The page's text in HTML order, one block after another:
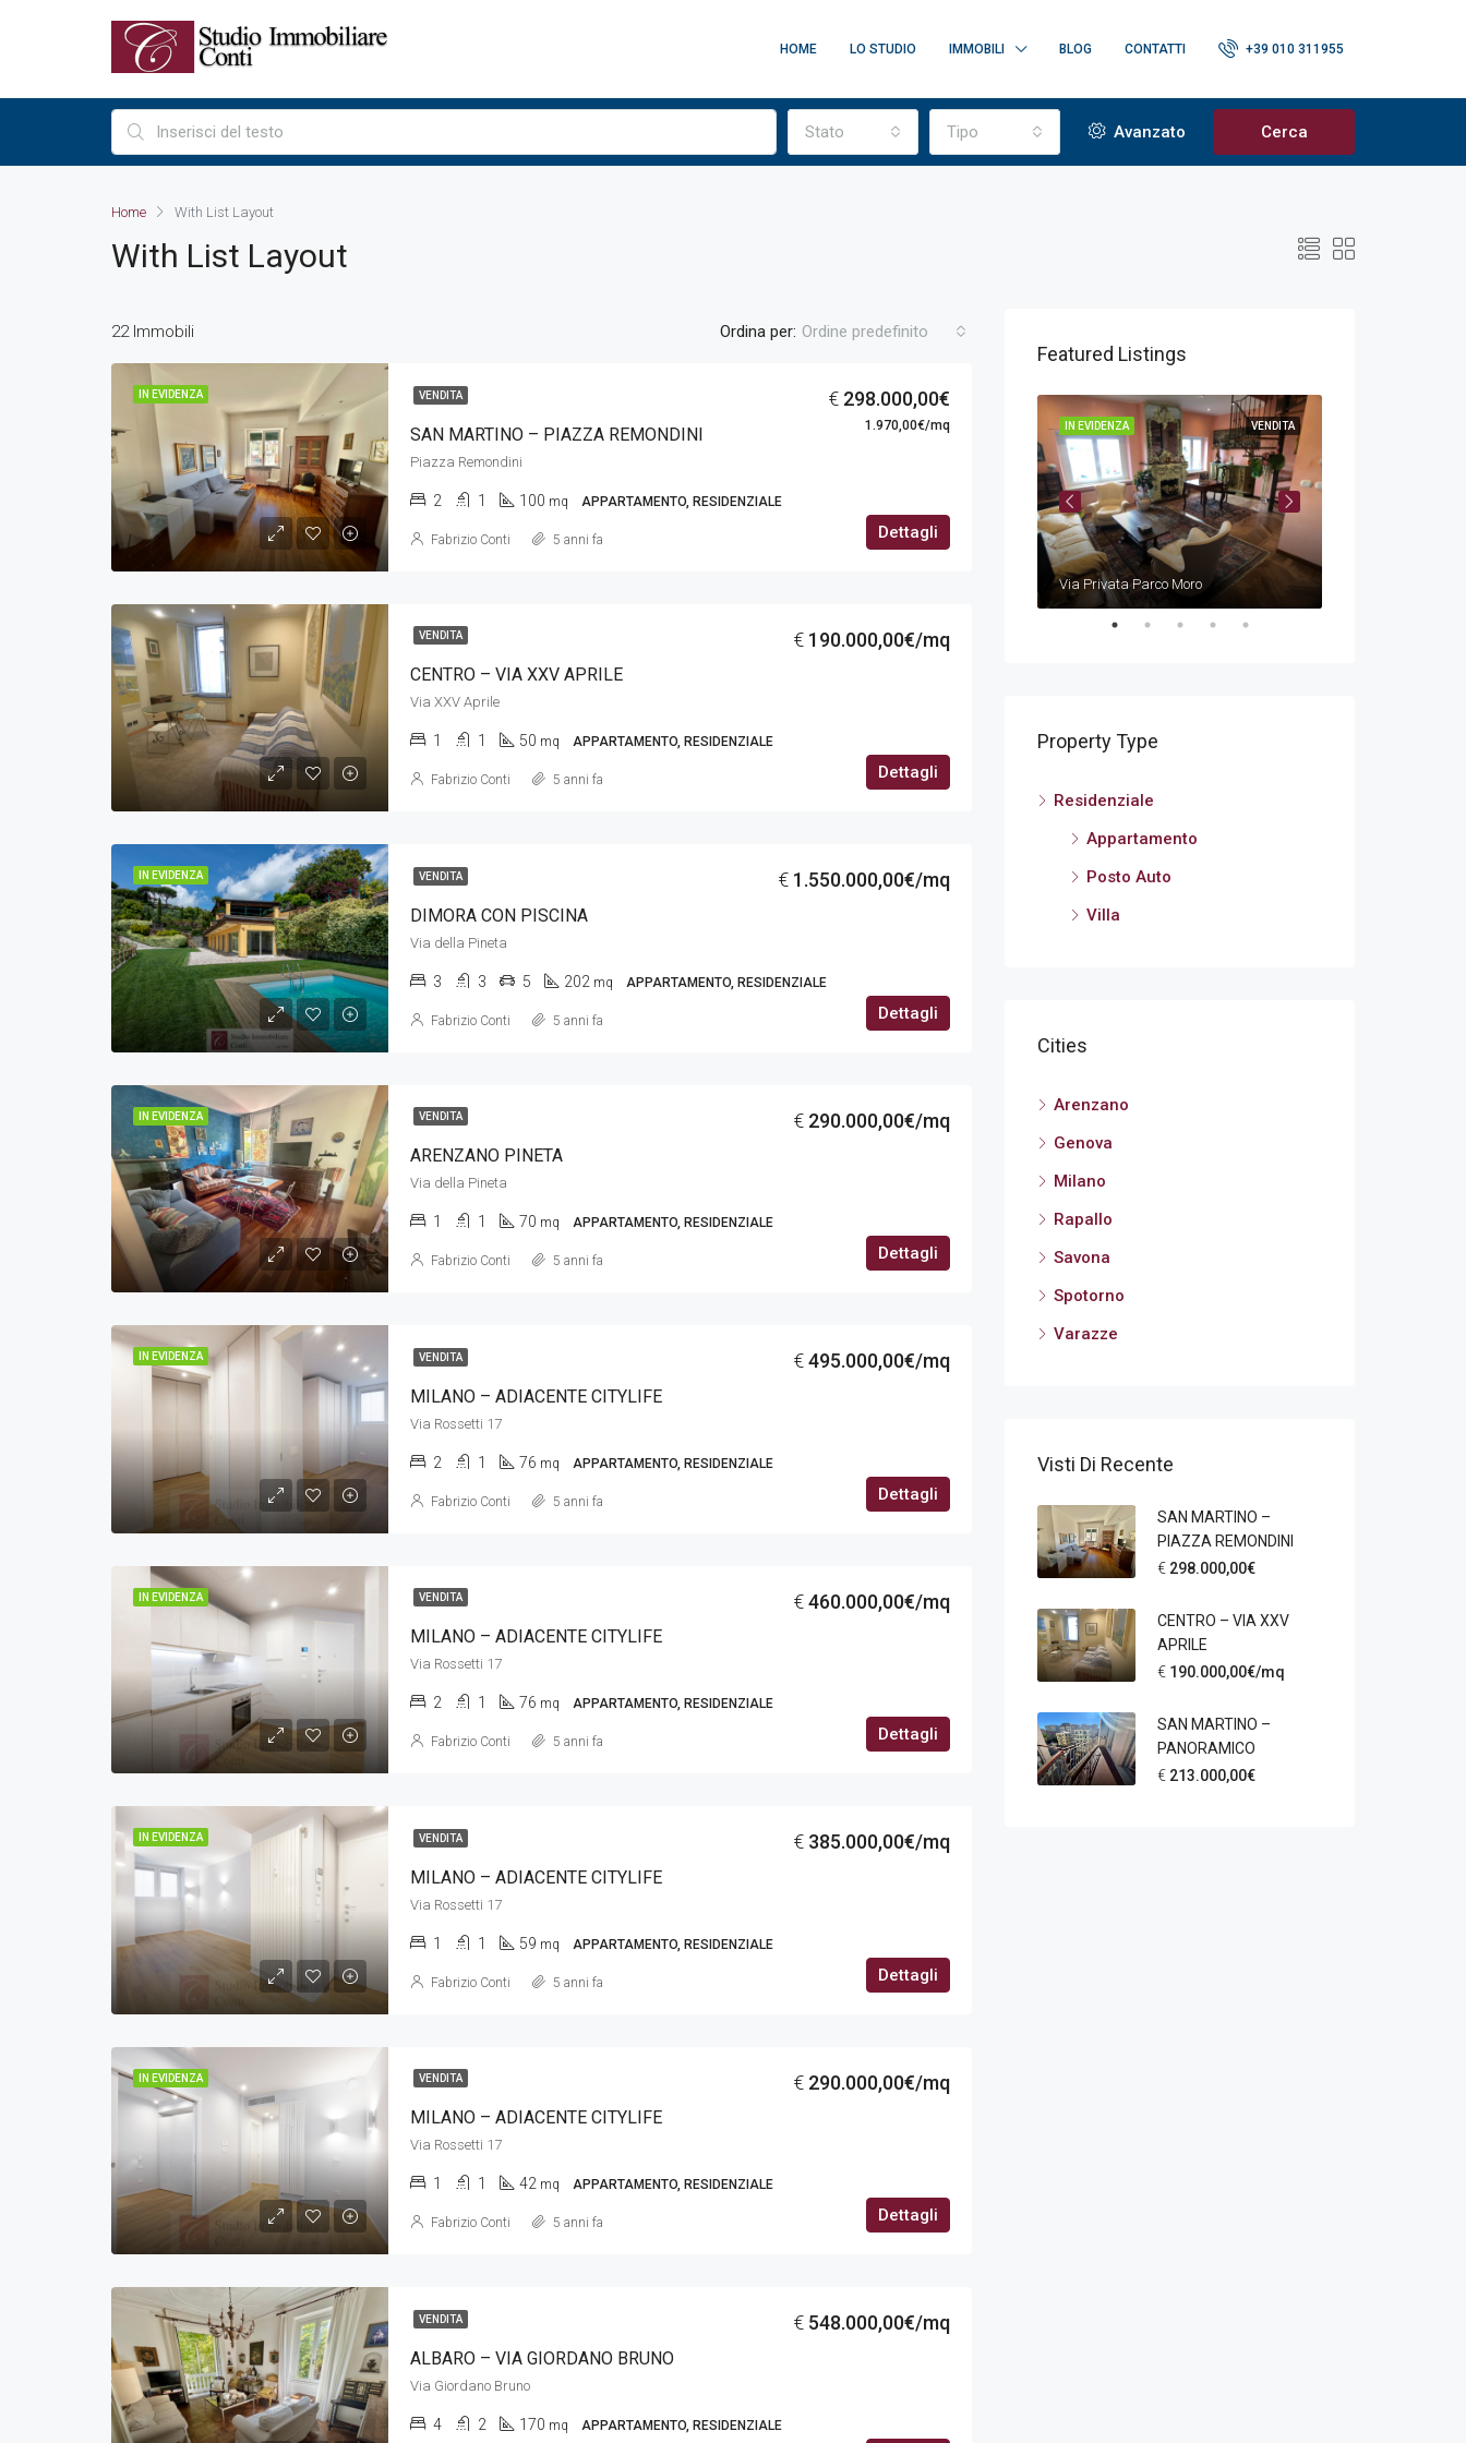
HOME LO STUDIO IMMOBILI BLOG CONTATTI +39 010 311955
Stato Tipo Avanzato Cerca
Home With List Layout
With List Layout
22 Immobili Ordina per: Ordine predefinito
IN EVIDENZA VENDITA
SAN MARTINO – PIAZZA REMONDINI
€ 298.000,00€
1.970,00€/mq
Piazza Remondini
2 1 100 mq APPARTAMENTO, RESIDENZIALE
Dettagli
Fabrizio Conti 5 anni fa
VENDITA
CENTRO – VIA XXV APRILE
€ 190.000,00€/mq
Via XXV Aprile
1 1 50 mq APPARTAMENTO, RESIDENZIALE
Dettagli
Fabrizio Conti 5 anni fa
IN EVIDENZA VENDITA
DIMORA CON PISCINA
€ 1.550.000,00€/mq
Via della Pineta
3 3 5 202 mq APPARTAMENTO, RESIDENZIALE
Dettagli
Fabrizio Conti 5 anni fa
IN EVIDENZA VENDITA
ARENZANO PINETA
€ 290.000,00€/mq
Via della Pineta
1 1 70 mq APPARTAMENTO, RESIDENZIALE
Dettagli
Fabrizio Conti 5 anni fa
IN EVIDENZA VENDITA
MILANO – ADIACENTE CITYLIFE
€495.000,00€/mq
Via Rossetti 17
2 1 76 mq APPARTAMENTO, RESIDENZIALE
Dettagli
Fabrizio Conti 5 anni fa
IN EVIDENZA VENDITA
MILANO – ADIACENTE CITYLIFE
€460.000,00€/mq
Via Rossetti 17
2 1 76 mq APPARTAMENTO, RESIDENZIALE
Dettagli
Fabrizio Conti 5 anni fa
IN EVIDENZA VENDITA
MILANO – ADIACENTE CITYLIFE
€ 385.000,00€/mq
Via Rossetti 17
1 1 59 mq APPARTAMENTO, RESIDENZIALE
Dettagli
Fabrizio Conti 5 anni fa
IN EVIDENZA VENDITA
MILANO – ADIACENTE CITYLIFE
€ 290.000,00€/mq
Via Rossetti 17
1 1 42 mq APPARTAMENTO, RESIDENZIALE
Dettagli
Fabrizio Conti 5 anni fa
VENDITA
ALBARO – VIA GIORDANO BRUNO
€ 548.000,00€/mq
Via Giordano Bruno
4 2 170 mq APPARTAMENTO, RESIDENZIALE
Featured Listings
VENDITA
IN EVIDENZA
Via Privata Parco Moro
Property Type
Residenziale
Appartamento
Posto Auto
Villa
Cities
Arenzano
Genova
Milano
Rapallo
Savona
Spotorno
Varazze
Visti Di Recente
SAN MARTINO –
PIAZZA REMONDINI
€ 298.000,00€
CENTRO – VIA XXV
APRILE
€ 190.000,00€/mq
SAN MARTINO –
PANORAMICO
€ 213.000,00€